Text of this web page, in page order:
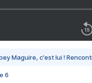
Maguire, c'est lui !
6